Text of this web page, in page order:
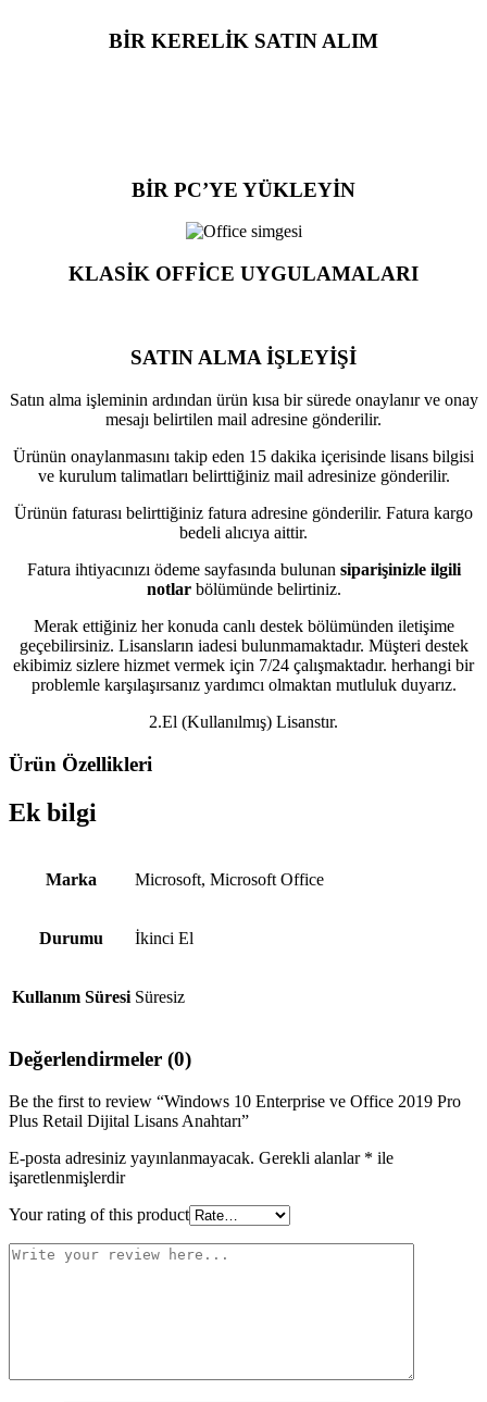
BİR KERELİK SATIN ALIM
BİR PC’YE YÜKLEYİN
KLASİK OFFİCE UYGULAMALARI
SATIN ALMA İŞLEYİŞİ
Satın alma işleminin ardından ürün kısa bir sürede onaylanır ve onay
mesajı belirtilen mail adresine gönderilir.
Ürünün onaylanmasını takip eden 15 dakika içerisinde lisans bilgisi
ve kurulum talimatları belirttiğiniz mail adresinize gönderilir.
Ürünün faturası belirttiğiniz fatura adresine gönderilir. Fatura kargo
bedeli alıcıya aittir.
Fatura ihtiyacınızı ödeme sayfasında bulunan siparişinizle ilgili
notlarbölümünde belirtiniz.
Merak ettiğiniz her konuda canlı destek bölümünden iletişime
geçebilirsiniz. Lisansların iadesi bulunmamaktadır. Müşteri destek
ekibimiz sizlere hizmet vermek için 7/24 çalışmaktadır. herhangi bir
problemle karşılaşırsanız yardımcı olmaktan mutluluk duyarız.
2.El (Kullanılmış) Lisanstır.
Ürün Özellikleri
Ek bilgi
Marka Microsoft, Microsoft Office
Durumu İkinci El
Kullanım Süresi Süresiz
Değerlendirmeler (0)
Be the first to review “Windows 10 Enterprise ve Office 2019 Pro
Plus Retail Dijital Lisans Anahtarı”
E-posta adresiniz yayınlanmayacak. Gerekli alanlar * ile
işaretlenmişlerdir
Your rating of this product